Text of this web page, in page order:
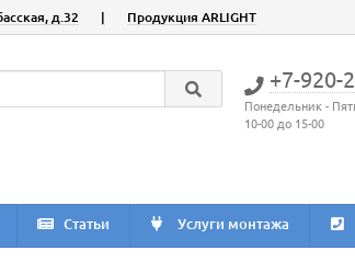
д.32 | Продукция ARLIGHT
+7-920-
Понедельник -
10-00 до 15-00
Статьи Услуги монтажа